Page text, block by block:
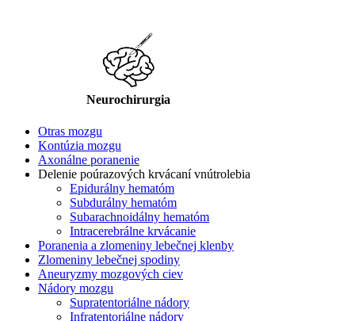
Neurochirurgia
Otras mozgu
Kontúzia mozgu
Axonálne poranenie
Delenie poúrazových krvácaní vnútrolebia
Epidurálny hematóm
Subdurálny hematóm
Subarachnoidálny hematóm
Intracerebrálne krvácanie
Poranenia a zlomeniny lebečnej klenby
Zlomeniny lebečnej spodiny
Aneuryzmy mozgových ciev
Nádory mozgu
Supratentoriálne nádory
Infratentoriálne nádory